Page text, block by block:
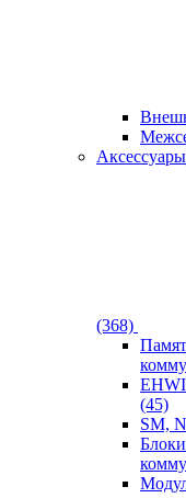
(368)
(45)
SM,